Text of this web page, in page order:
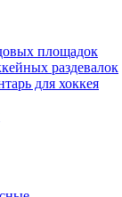
площадок
раздевалок
для хоккея